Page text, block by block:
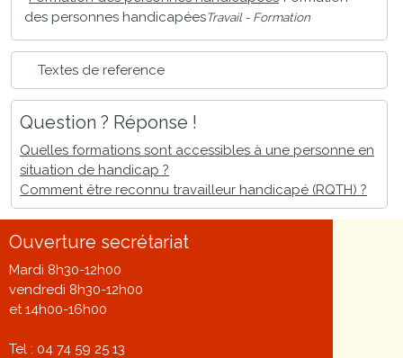
des personnes handicapéesTravail - Formation
Textes de reference
Question ? Réponse !
Quelles formations sont accessibles à une personne en
situation de handicap ?
Comment être reconnu travailleur handicapé (RQTH) ?
Ouverture secrétariat
Mardi 8h30-12h00
vendredi 8h30-12h00
et 14h00-16h00
Tel : 04 74 59 25 13